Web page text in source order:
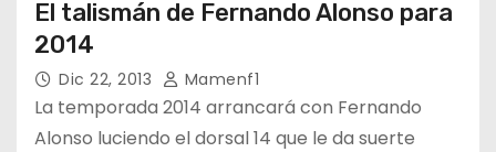
El talismán de Fernando Alonso para
2014
Dic 22, 2013 Mamenf1
La temporada 2014 arrancará con Fernando
Alonso luciendo el dorsal 14 que le da suerte